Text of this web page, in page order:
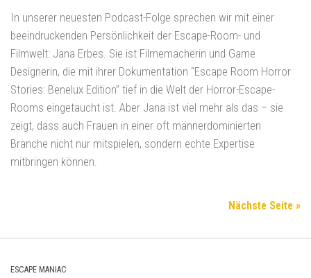
In unserer neuesten Podcast-Folge sprechen wir mit einer
beeindruckenden Persönlichkeit der Escape-Room- und
Filmwelt: Jana Erbes. Sie ist Filmemacherin und Game
Designerin, die mit ihrer Dokumentation “Escape Room Horror
Stories: Benelux Edition” tief in die Welt der Horror-Escape-
Rooms eingetaucht ist. Aber Jana ist viel mehr als das – sie
zeigt, dass auch Frauen in einer oft männerdominierten
Branche nicht nur mitspielen, sondern echte Expertise
mitbringen können.
Nächste Seite »
ESCAPE MANIAC